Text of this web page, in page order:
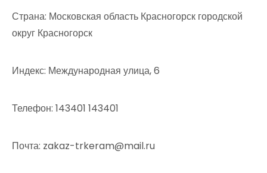
Страна: Московская область Красногорск городской
округ Красногорск
Индекс: Международная улица, 6
Телефон: 143401 143401
Почта: zakaz-trkeram@mail.ru